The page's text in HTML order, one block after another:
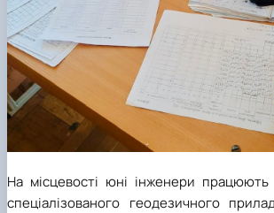
На місцевості юні інженери
спеціалізованого геодезичного